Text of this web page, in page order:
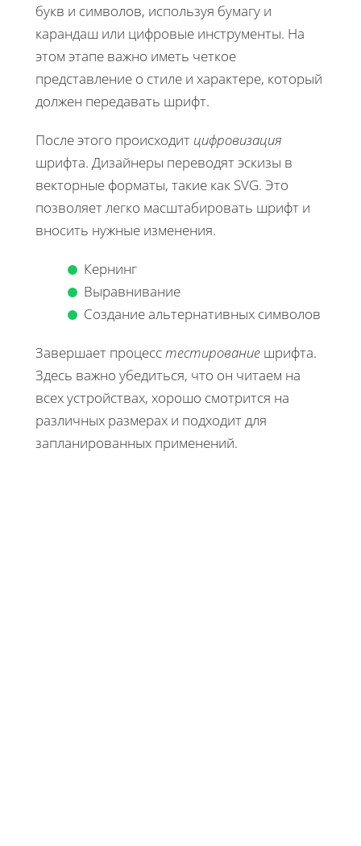
букв и символов, используя бумагу и
карандаш или цифровые инструменты. На
этом этапе важно иметь четкое
представление о стиле и характере, который
должен передавать шрифт.
После этого происходит цифровизация
шрифта. Дизайнеры переводят эскизы в
векторные форматы, такие как SVG. Это
позволяет легко масштабировать шрифт и
вносить нужные изменения.
Кернинг
Выравнивание
Создание альтернативных символов
Завершает процесстестирование шрифта.
Здесь важно убедиться, что он читаем на
всех устройствах, хорошо смотрится на
различных размерах и подходит для
запланированных применений.